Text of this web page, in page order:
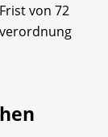
von 72